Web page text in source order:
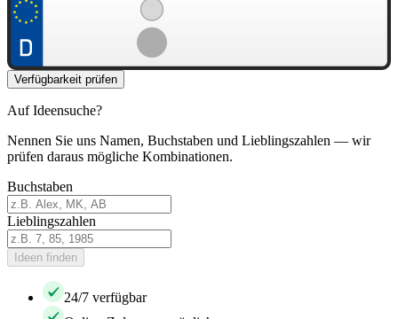
Verfügbarkeit prüfen
Auf Ideensuche?
Nennen Sie uns Namen, Buchstaben und Lieblingszahlen — wir
prüfen daraus mögliche Kombinationen.
Buchstaben
Lieblingszahlen
Ideen finden
24/7 verfügbar